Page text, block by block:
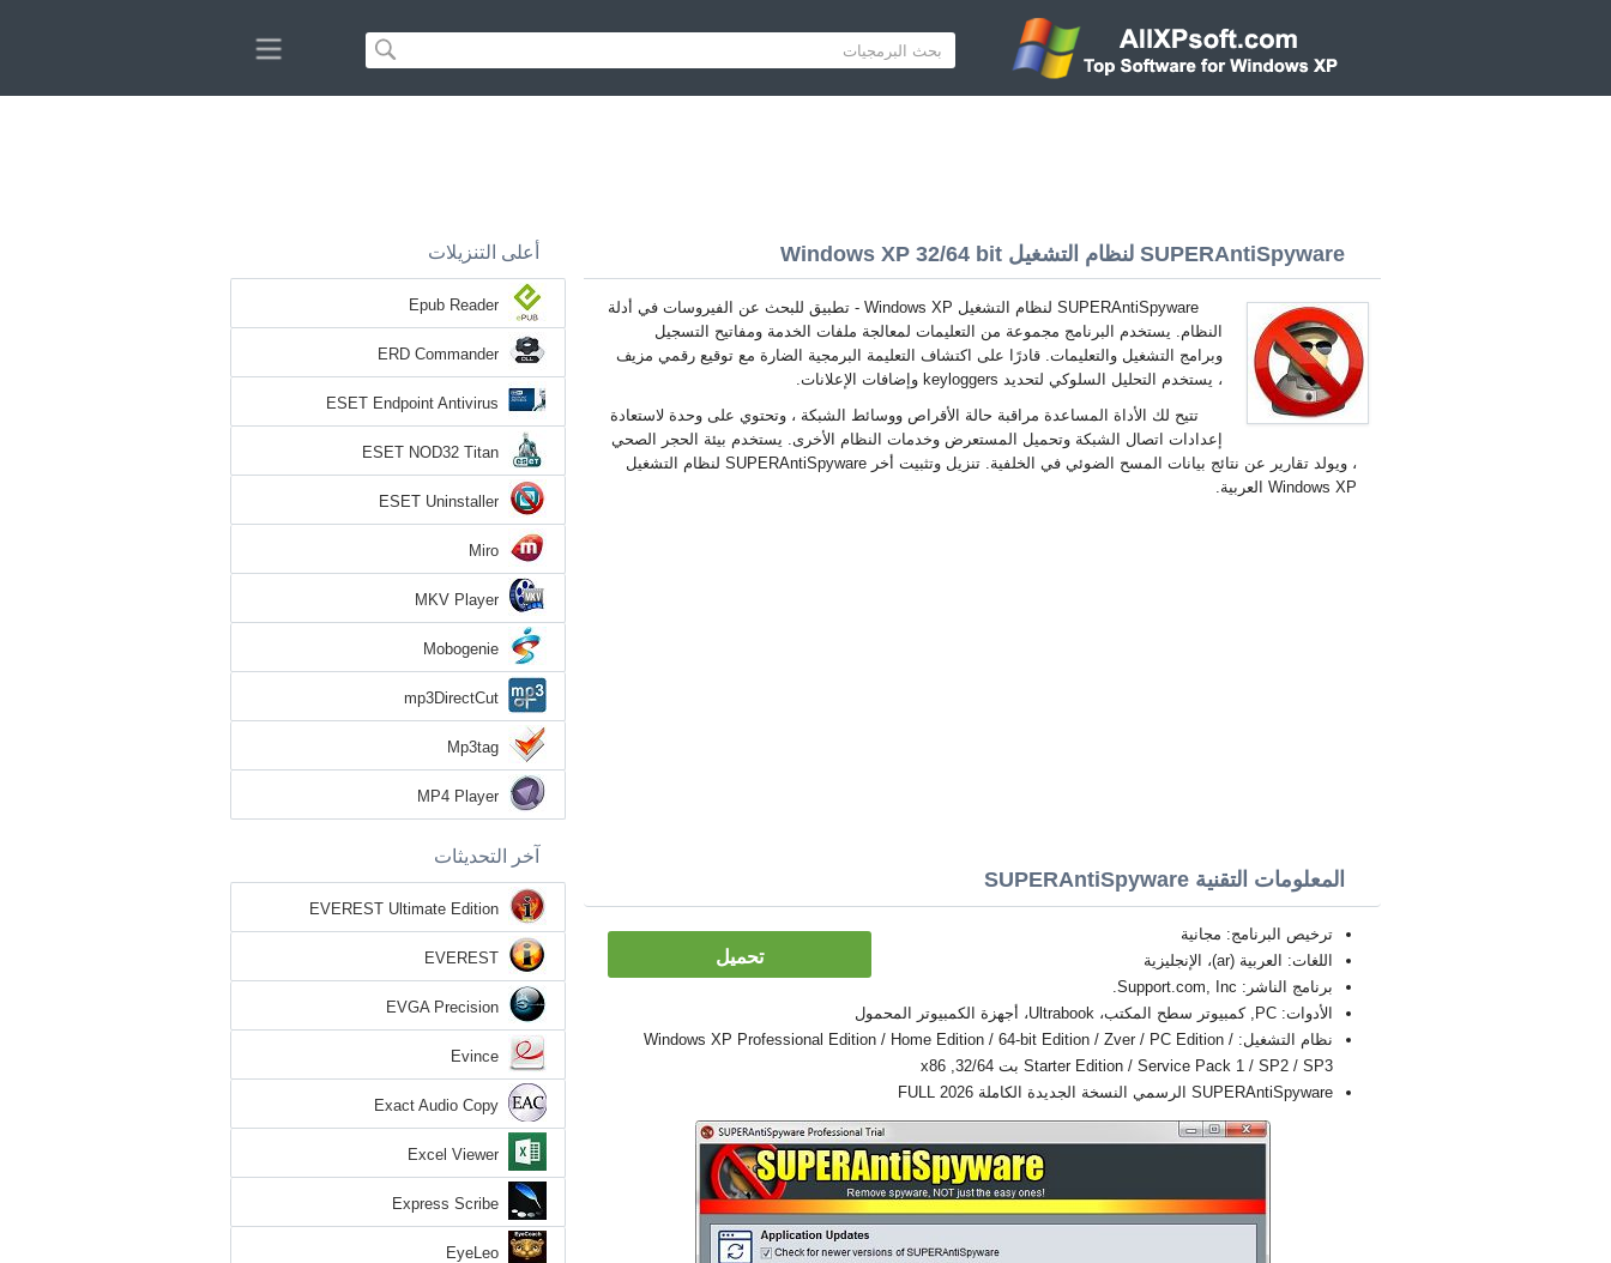
SUPERAntiSpyware لنظام التشغيل Windows XP 32/64 bit
SUPERAntiSpyware لنظام التشغيل Windows XP - تطبيق للبحث عن الفيروسات في أدلة
النظام. يستخدم البرنامج مجموعة من التعليمات لمعالجة ملفات الخدمة ومفاتيح التسجيل
وبرامج التشغيل والتعليمات. قادرًا على اكتشاف التعليمة البرمجية الضارة مع توقيع رقمي مزيف
، يستخدم التحليل السلوكي لتحديد keyloggers وإضافات الإعلانات.
تتيح لك الأداة المساعدة مراقبة حالة الأقراص ووسائط الشبكة ، وتحتوي على وحدة لاستعادة
إعدادات اتصال الشبكة وتحميل المستعرض وخدمات النظام الأخرى. يستخدم بيئة الحجر الصحي
، ويولد تقارير عن نتائج بيانات المسح الضوئي في الخلفية. تنزيل وتثبيت أخر SUPERAntiSpyware لنظام التشغيل
Windows XP العربية.
المعلومات التقنية SUPERAntiSpyware
تحميل
ترخيص البرنامج: مجانية
اللغات: العربية (ar)، الإنجليزية
برنامج الناشر: Support.com, Inc.
الأدوات: PC, كمبيوتر سطح المكتب، Ultrabook، أجهزة الكمبيوتر المحمول
نظام التشغيل: Windows XP Professional Edition / Home Edition / 64-bit Edition / Zver / PC Edition /
Starter Edition / Service Pack 1 / SP2 / SP3 بت 32/64, x86
SUPERAntiSpyware الرسمي النسخة الجديدة الكاملة FULL 2026
أعلى التنزيلات
Epub Reader
ERD Commander
ESET Endpoint Antivirus
ESET NOD32 Titan
ESET Uninstaller
Miro
MKV Player
Mobogenie
mp3DirectCut
Mp3tag
MP4 Player
آخر التحديثات
EVEREST Ultimate Edition
EVEREST
EVGA Precision
Evince
Exact Audio Copy
Excel Viewer
Express Scribe
EyeLeo